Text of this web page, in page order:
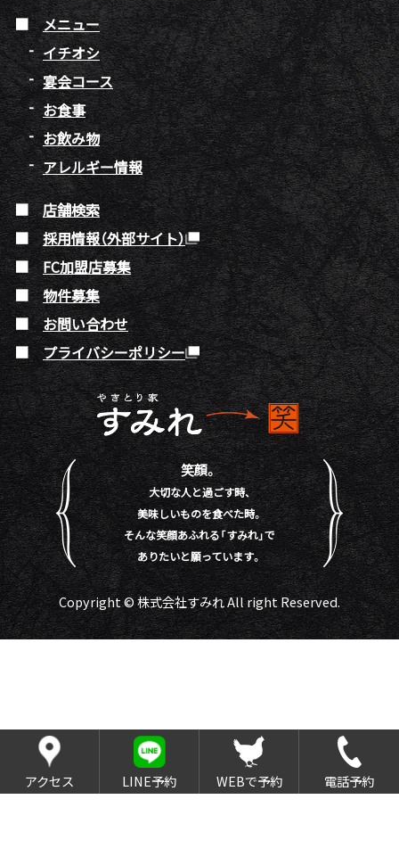
メニュー
イチオシ
宴会コース
お食事
お飲み物
アレルギー情報
店舗検索
採用情報（外部サイト）
FC加盟店募集
物件募集
お問い合わせ
プライバシーポリシー
笑顔。
大切な人と過ごす時、
美味しいものを食べた時。
そんな笑顔あふれる「すみれ」で
ありたいと願っています。
Copyright © 株式会社すみれ All right Reserved.
アクセス LINE予約 WEBで予約 電話予約